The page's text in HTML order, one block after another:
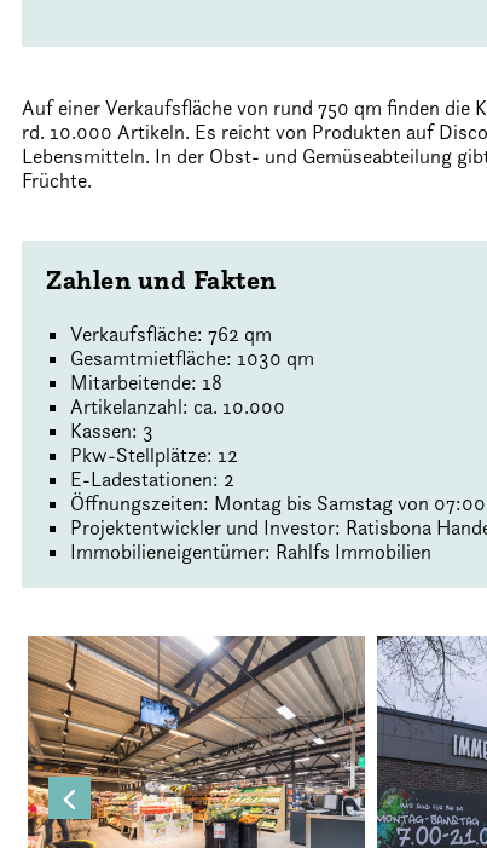
Auf einer Verkaufsfläche von rund 750 qm finden
rd. 10.000 Artikeln. Es reicht von Produkten auf
Lebensmitteln. In der Obst- und Gemüseabteilung
Früchte.
Zahlen und Fakten
Verkaufsfläche: 762 qm
Gesamtmietfläche: 1030 qm
Mitarbeitende: 18
Artikelanzahl: ca. 10.000
Kassen: 3
Pkw-Stellplätze: 12
E-Ladestationen: 2
Öffnungszeiten: Montag bis Samstag von
Projektentwickler und Investor: Ratisbona
Immobilieneigentümer: Rahlfs Immobilien